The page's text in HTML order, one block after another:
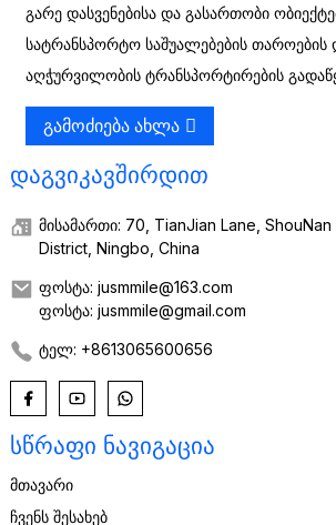
გარე დასვენებისა და გასართობი
სატრანსპორტო საშუალებების
აღჭურვილობის ტრანსპორტირების
Გამოძიება Ახლა
ᲓᲐᲒᲕᲘᲙᲐᲕᲨᲘᲠᲓᲘᲗ
მისამართი: 70, TianJian Lane,
District, Ningbo, China
ფოსტა: jusmmile@163.com
ფოსტა: jusmmile@gmail.com
ტელ: +8613065600656
ᲡᲬᲠᲐᲤᲘ ᲜᲐᲕᲘᲒᲐᲪᲘᲐ
ᲛᲗᲐᲕᲐᲠᲘ
ᲩᲕᲔᲜᲡ ᲨᲔᲡᲐᲮᲔᲑ